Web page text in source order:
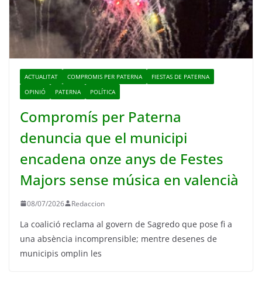
ACTUALITAT COMPROMIS PER PATERNA
FIESTAS DE PATERNA
OPINIÓ
PATERNA POLÍTICA
Compromís per Paterna
denuncia que el municipi
encadena onze anys de Festes
Majors sense música en valencià
08/07/2026 Redaccion
La coalició reclama al govern de Sagredo que pose fi a
una absència incomprensible; mentre desenes de
municipis omplin les